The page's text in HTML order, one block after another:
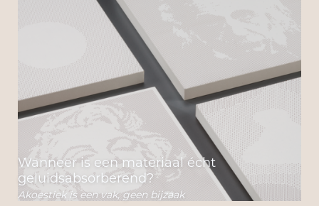
Wanneer is een materiaal écht
geluidsabsorberend?
Akoestiek is een vak, geen bijzaak